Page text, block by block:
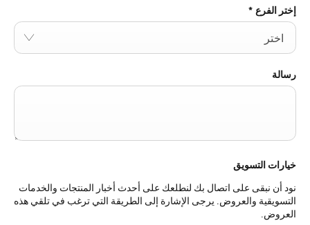
إختر الفرع *
اختر
رسالة
خيارات التسويق
نود أن نبقى على اتصال بك لنطلعك على أحدث أخبار المنتجات والخدمات
التسويقية والعروض. يرجى الإشارة إلى الطريقة التي ترغب في تلقي هذه
العروض.